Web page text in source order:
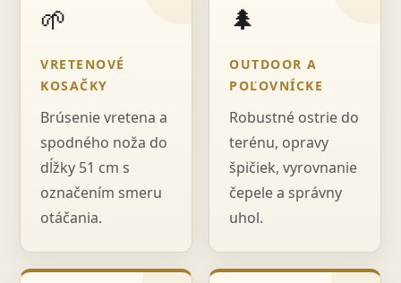
🌱
VRETENOVÉ
KOSAČKY
Brúsenie vretena a
spodného noža do
dĺžky 51 cm s
označením smeru
otáčania.
🌲
OUTDOOR A
POĽOVNÍCKE
Robustné ostrie do
terénu, opravy
špičiek, vyrovnanie
čepele a správny
uhol.